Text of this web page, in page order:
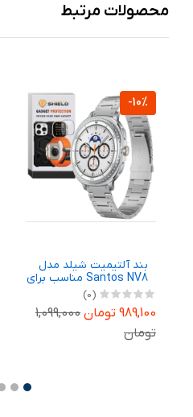
محصولات مرتبط
-10%
بند آلتیمیت شیلد مدل
Santos NV8 مناسب برای
ساعت هوشمند
سامسونگ Galaxy Watch
8 40mm
(0)
989,100 تومان
1,099,000
تومان